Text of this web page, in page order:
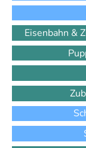
Eisenbahn &